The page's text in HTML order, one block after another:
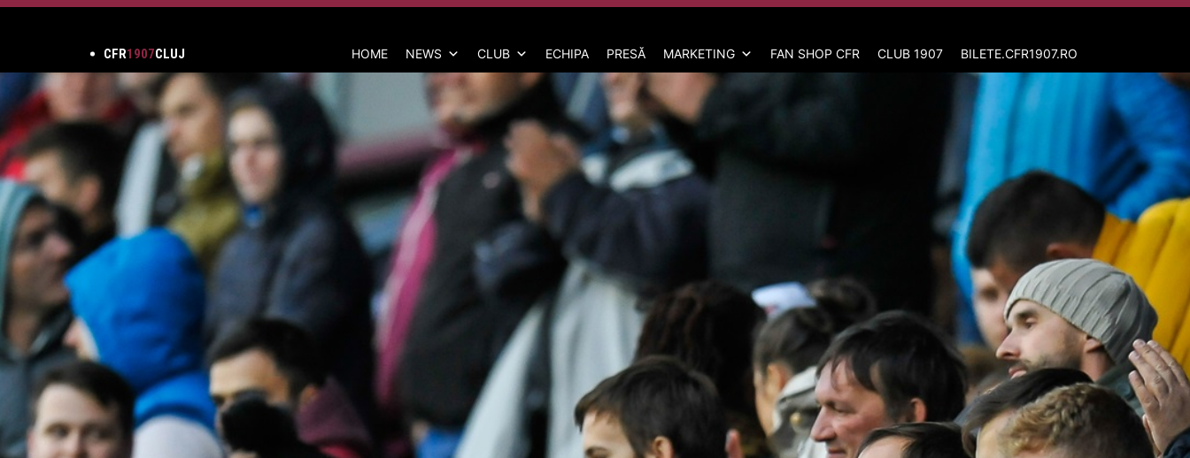
CFR1907CLUJ HOME NEWS CLUB ECHIPA PRESĂ MARKETING FAN SHOP CFR CLUB 1907 BILETE.CFR1907.RO